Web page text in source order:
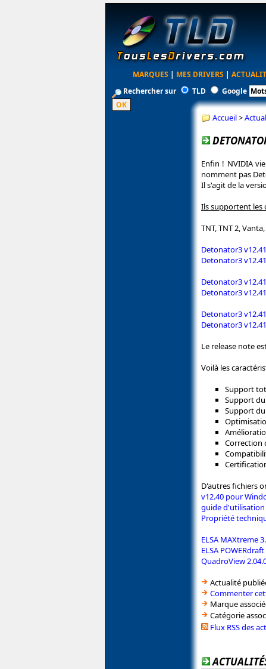
MARQUES | MES DRIVERS |
Rechercher sur
TLD Google
Accueil>
Enfin ! NVIDIA
nomment pas
Il s'agit de la
Ils supportent les
TNT, TNT 2,
Detonator3
Detonator3
Detonator3
Detonator3
Detonator3
Detonator3
Le release note
Voilà les
Support
Support du
Support
Correction
D'autres fichiers
v12.40 pour
guide
Propriété
ELSA MAXtreme
ELSA
QuadroView
Actualité
Commenter
Marque
Catégorie
Flux RSS des